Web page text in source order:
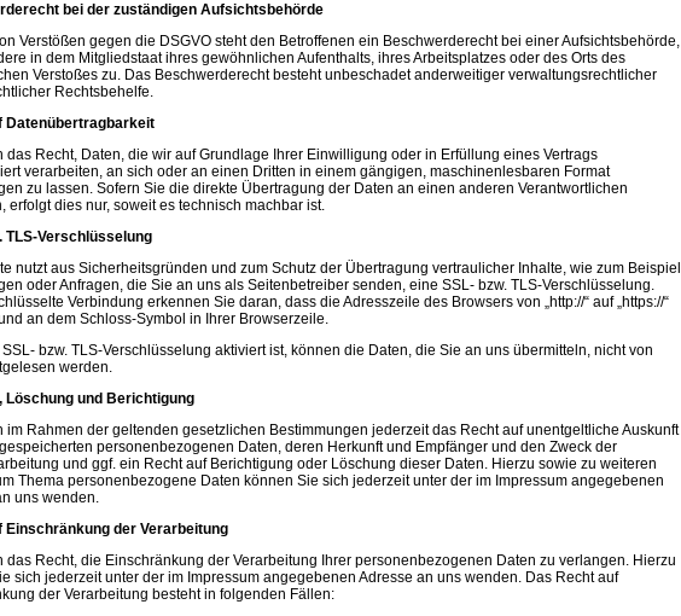
bei der zuständigen Aufsichtsbehörde
Verstößen gegen die DSGVO steht den Betroffenen ein Beschwerderecht bei einer Aufsichtsbehörde,
in dem Mitgliedstaat ihres gewöhnlichen Aufenthalts, ihres Arbeitsplatzes oder des Orts des
Verstoßes zu. Das Beschwerderecht besteht unbeschadet anderweitiger verwaltungsrechtlicher
Rechtsbehelfe.
Datenübertragbarkeit
das Recht, Daten, die wir auf Grundlage Ihrer Einwilligung oder in Erfüllung eines Vertrags
verarbeiten, an sich oder an einen Dritten in einem gängigen, maschinenlesbaren Format
zu lassen. Sofern Sie die direkte Übertragung der Daten an einen anderen Verantwortlichen
erfolgt dies nur, soweit es technisch machbar ist.
TLS-Verschlüsselung
nutzt aus Sicherheitsgründen und zum Schutz der Übertragung vertraulicher Inhalte, wie zum Beispiel
oder Anfragen, die Sie an uns als Seitenbetreiber senden, eine SSL- bzw. TLS-Verschlüsselung.
Verbindung erkennen Sie daran, dass die Adresszeile des Browsers von „http://“ auf „https://“
an dem Schloss-Symbol in Ihrer Browserzeile.
bzw. TLS-Verschlüsselung aktiviert ist, können die Daten, die Sie an uns übermitteln, nicht von
werden.
Löschung und Berichtigung
im Rahmen der geltenden gesetzlichen Bestimmungen jederzeit das Recht auf unentgeltliche Auskunft
personenbezogenen Daten, deren Herkunft und Empfänger und den Zweck der
und ggf. ein Recht auf Berichtigung oder Löschung dieser Daten. Hierzu sowie zu weiteren
Thema personenbezogene Daten können Sie sich jederzeit unter der im Impressum angegebenen
uns wenden.
Einschränkung der Verarbeitung
das Recht, die Einschränkung der Verarbeitung Ihrer personenbezogenen Daten zu verlangen. Hierzu
sich jederzeit unter der im Impressum angegebenen Adresse an uns wenden. Das Recht auf
der Verarbeitung besteht in folgenden Fällen: